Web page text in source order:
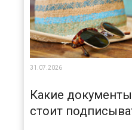
31.07.2026
Какие
стоит